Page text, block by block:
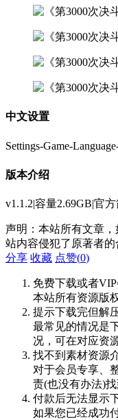
中文设置
Settings-Game-
版本介绍
v1.1.2|容量2.69GB|官
声明：本站所有文章
站内容侵犯了原著者的
分享 收藏 点赞(0)
免费下载或者
本站所有资源版
提示下载完但解
最常见的情况是
况，可在对应资
找不到素材资源
对于会员专享、
责(也没有办法)
付款后无法显示
如果您已经成功